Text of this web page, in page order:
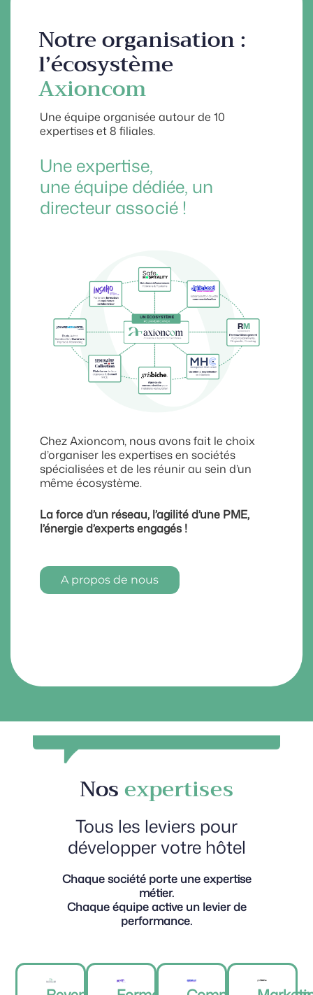
Notre organisation :
l’écosystème
Axioncom
Une équipe organisée autour de 10
expertises et 8 filiales.
Une expertise,
une équipe dédiée, un
directeur associé !
Chez Axioncom, nous avons fait le choix
d’organiser les expertises en sociétés
spécialisées et de les réunir au sein d’un
même écosystème.
La force d’un réseau, l’agilité d’une PME,
l’énergie d’experts engagés !
A propos de nous
Nosexpertises
Tous les leviers pour
développer votre hôtel
Chaque société porte une expertise
métier.
Chaque équipe active un levier de
performance.